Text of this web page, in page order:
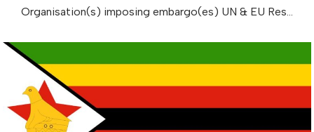
Organisation(s) imposing embargo(es) UN & EU Res…